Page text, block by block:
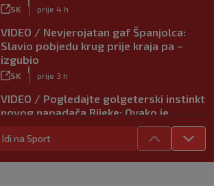
SK prije 4 h
VIDEO / Nevjerojatan gaf Španjolca:
Slavio pobjedu krug prije kraja pa –
izgubio
SK prije 3 h
VIDEO / Pogledajte golgeterski instinkt
novog napadača Rijeke: Ovako je
SK
|
prije 6 h
Idi na Sport